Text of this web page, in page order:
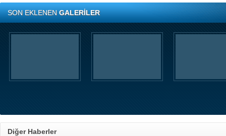
SON EKLENENGALERİLER
Diğer Haberler